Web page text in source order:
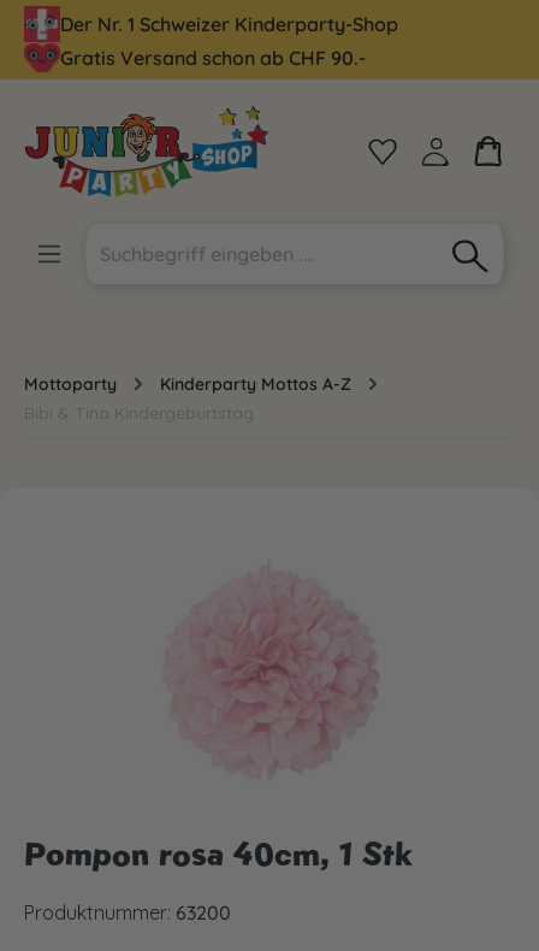
springen
Der Nr. 1 Schweizer Kinderparty-Shop
Gratis Versand schon ab CHF 90.-
Mottoparty
Kinderparty Mottos A-Z
Bibi & Tina Kindergeburtstag
Pompon rosa 40cm, 1 Stk
Produktnummer: 63200